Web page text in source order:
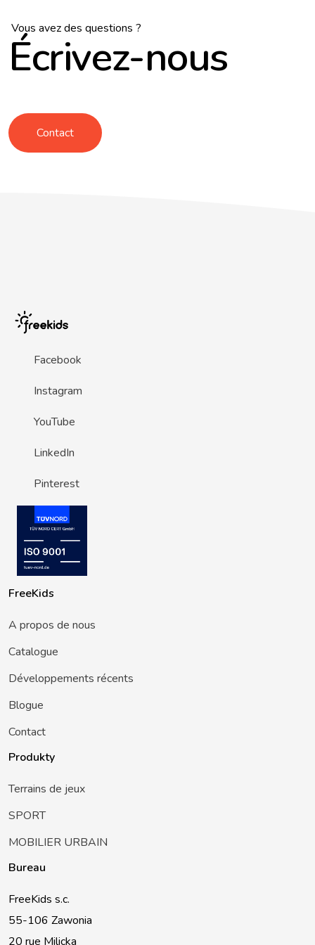
Vous avez des questions ?
Écrivez-nous
Contact
Facebook
Instagram
YouTube
LinkedIn
Pinterest
FreeKids
A propos de nous
Catalogue
Développements récents
Blogue
Contact
Produkty
Terrains de jeux
SPORT
MOBILIER URBAIN
Bureau
FreeKids s.c.
55-106 Zawonia
20 rue Milicka